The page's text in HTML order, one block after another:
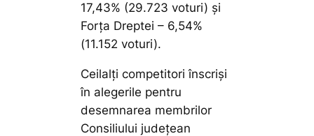
17,43% (29.723 voturi) și
Forța Dreptei – 6,54%
(11.152 voturi).
Ceilalți competitori înscriși
în alegerile pentru
desemnarea membrilor
Consiliului județean